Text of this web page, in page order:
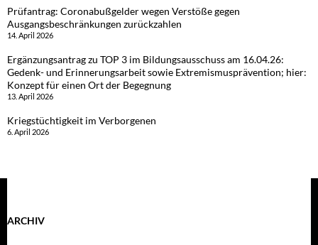
Prüfantrag: Coronabußgelder wegen Verstöße gegen
Ausgangsbeschränkungen zurückzahlen
14. April 2026
Ergänzungsantrag zu TOP 3 im Bildungsausschuss am 16.04.26:
Gedenk- und Erinnerungsarbeit sowie Extremismusprävention; hier:
Konzept für einen Ort der Begegnung
13. April 2026
Kriegstüchtigkeit im Verborgenen
6. April 2026
ARCHIV